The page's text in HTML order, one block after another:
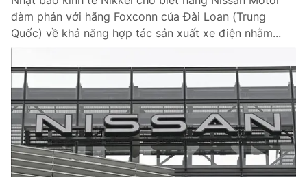
Hậu trường
Nhân vật
Khán giả
Giải sao mai
Điện ảnh
Sao
Đời sống
Du lịch
Làm đẹp
Chất lượng cuộc sống
Giáo dục
Tuyển sinh
Học trực tuyến
Công nghệ
Hitech Công nghệ tương lai
Sản phẩm
Giao lưu trực tuyến
đàm phán với hãng Foxconn của Đài Loan (Trung
Quốc) về khả năng hợp tác sản xuất xe điện nhằm...